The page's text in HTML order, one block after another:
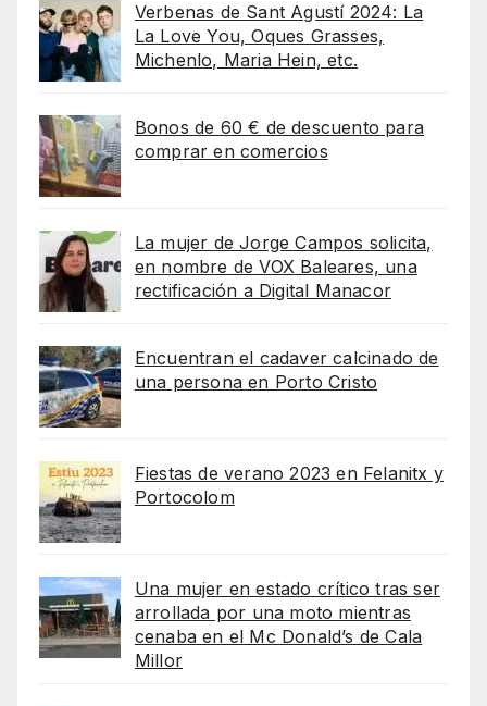
Verbenas de Sant Agustí 2024: La
La Love You, Oques Grasses,
Michenlo, Maria Hein, etc.
Bonos de 60 € de descuento para
comprar en comercios
La mujer de Jorge Campos solicita,
en nombre de VOX Baleares, una
rectificación a Digital Manacor
Encuentran el cadaver calcinado de
una persona en Porto Cristo
Fiestas de verano 2023 en Felanitx y
Portocolom
Una mujer en estado crítico tras ser
arrollada por una moto mientras
cenaba en el Mc Donald’s de Cala
Millor